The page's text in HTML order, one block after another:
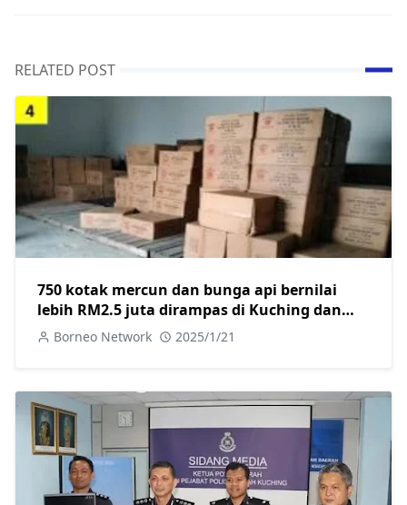
RELATED POST
750 kotak mercun dan bunga api bernilai
lebih RM2.5 juta dirampas di Kuching dan
Miri, dua ditangkap
Borneo Network 2025/1/21